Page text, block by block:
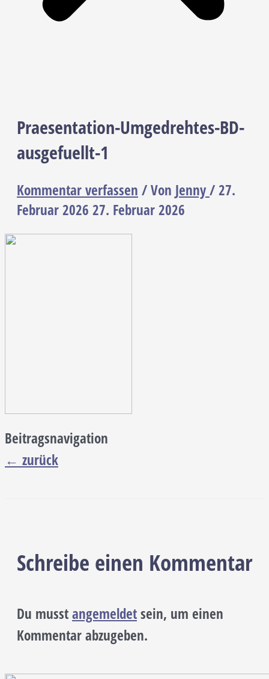
Praesentation-Umgedrehtes-BD-
ausgefuellt-1
Kommentar verfassen / Von Jenny/27.
Februar 2026 27. Februar 2026
Beitragsnavigation
← zurück
Schreibe einen Kommentar
Du musstangemeldetsein, um einen
Kommentar abzugeben.